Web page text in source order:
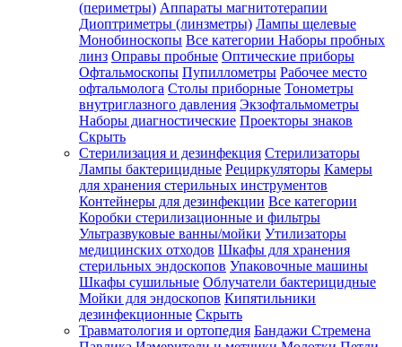
(периметры) Аппараты магнитотерапии
Диоптриметры (линзметры) Лампы щелевые
Монобиноскопы Все категории Наборы пробных
линз Оправы пробные Оптические приборы
Офтальмоскопы Пупиллометры Рабочее место
офтальмолога Столы приборные Тонометры
внутриглазного давления Экзофтальмометры
Наборы диагностические Проекторы знаков
Скрыть
Стерилизация и дезинфекция Стерилизаторы
Лампы бактерицидные Рециркуляторы Камеры
для хранения стерильных инструментов
Контейнеры для дезинфекции Все категории
Коробки стерилизационные и фильтры
Ультразвуковые ванны/мойки Утилизаторы
медицинских отходов Шкафы для хранения
стерильных эндоскопов Упаковочные машины
Шкафы сушильные Облучатели бактерицидные
Мойки для эндоскопов Кипятильники
дезинфекционные Скрыть
Травматология и ортопедия Бандажи Стремена